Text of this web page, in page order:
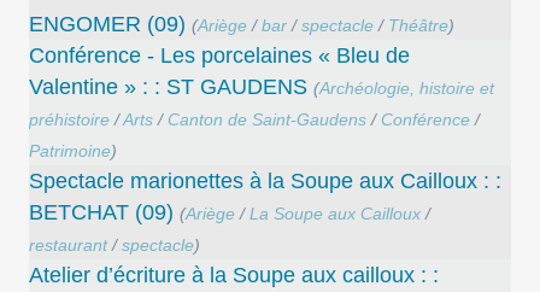
ENGOMER (09) (Ariège /bar /spectacle / Théâtre)
Conférence - Les porcelaines « Bleu de
Valentine » : : ST GAUDENS (Archéologie, histoire et
préhistoire /Arts / Canton de Saint-Gaudens / Conférence /
Patrimoine)
Spectacle marionettes à la Soupe aux Cailloux : :
BETCHAT (09) (Ariège /La Soupe aux Cailloux /
restaurant/spectacle)
Atelier d’écriture à la Soupe aux cailloux : :